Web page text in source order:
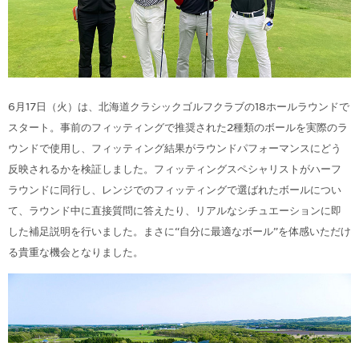
6月17日（火）は、北海道クラシックゴルフクラブの18ホールラウンドで
スタート。事前のフィッティングで推奨された2種類のボールを実際のラ
ウンドで使用し、フィッティング結果がラウンドパフォーマンスにどう
反映されるかを検証しました。フィッティングスペシャリストがハーフ
ラウンドに同行し、レンジでのフィッティングで選ばれたボールについ
て、ラウンド中に直接質問に答えたり、リアルなシチュエーションに即
した補足説明を行いました。まさに“自分に最適なボール”を体感いただけ
る貴重な機会となりました。